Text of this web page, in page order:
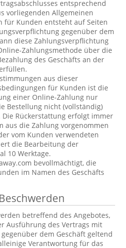
entsprechend
vorliegenden Allgemeinen
für Kunden entsteht auf Seiten
gegenüber dem
diese Zahlungsverpflichtung
Zahlungsmethode über die
des Geschäfts an der
aus dieser
für Kunden ist die
einer Online-Zahlung nur
Bestellung nicht (vollständig)
Rückerstattung erfolgt immer
aus die Zahlung vorgenommen
vom Kunden verwendeten
die Bearbeitung der
10 Werktage.
bevollmächtigt, die
im Namen des Geschäfts
betreffend des Angebotes,
Ausführung des Vertrags mit
dem Geschäft geltend
Verantwortung für das